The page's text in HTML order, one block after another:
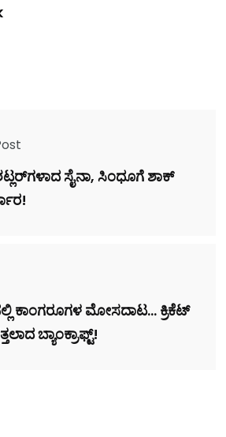
ಸೈನಾ, ಸಿಂಧೂಗೆ ಶಾಕ್
ಕಾಂಗರೂಗಳ ಮೋಸದಾಟ... ಕ್ರಿಕೆಟ್
ಬ್ಯಾಂಕ್ರಾಫ್ಟ್!